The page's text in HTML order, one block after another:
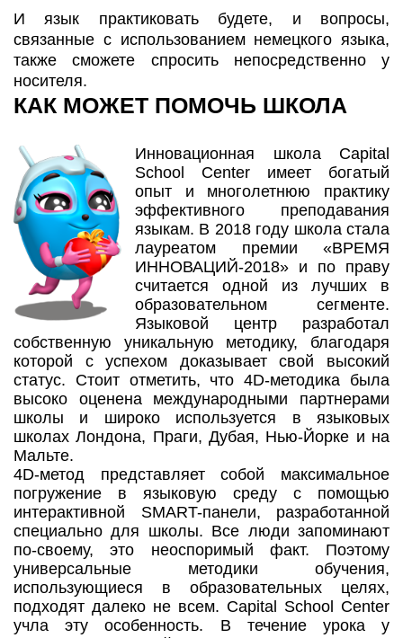
И язык практиковать будете, и вопросы,
связанные с использованием немецкого языка,
также сможете спросить непосредственно у
носителя.
КАК МОЖЕТ ПОМОЧЬ ШКОЛА
Инновационная школа Capital
School Center имеет богатый
опыт и многолетнюю практику
эффективного преподавания
языкам. В 2018 году школа стала
лауреатом премии «ВРЕМЯ
ИННОВАЦИЙ-2018» и по праву
считается одной из лучших в
образовательном сегменте.
Языковой центр разработал
собственную уникальную методику, благодаря
которой с успехом доказывает свой высокий
статус. Стоит отметить, что 4D-методика была
высоко оценена международными партнерами
школы и широко используется в языковых
школах Лондона, Праги, Дубая, Нью-Йорке и на
Мальте.
4D-метод представляет собой максимальное
погружение в языковую среду с помощью
интерактивной SMART-панели, разработанной
специально для школы. Все люди запоминают
по-своему, это неоспоримый факт. Поэтому
универсальные методики обучения,
использующиеся в образовательных целях,
подходят далеко не всем. Capital School Center
учла эту особенность. В течение урока у